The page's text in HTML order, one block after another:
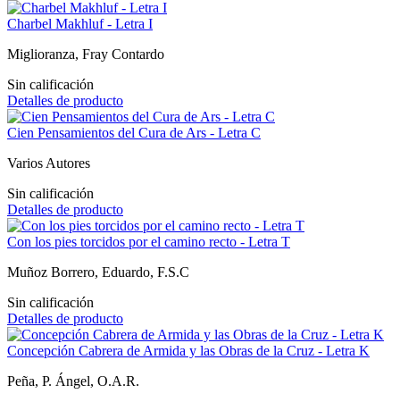
Charbel Makhluf - Letra I
Miglioranza, Fray Contardo
Sin calificación
Detalles de producto
Cien Pensamientos del Cura de Ars - Letra C
Varios Autores
Sin calificación
Detalles de producto
Con los pies torcidos por el camino recto - Letra T
Muñoz Borrero, Eduardo, F.S.C
Sin calificación
Detalles de producto
Concepción Cabrera de Armida y las Obras de la Cruz - Letra K
Peña, P. Ángel, O.A.R.